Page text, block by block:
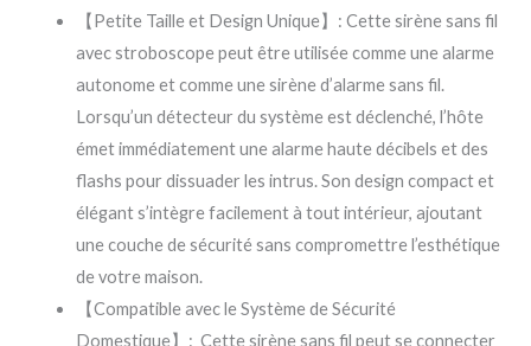
【Petite Taille et Design Unique】: Cette sirène sans fil
avec stroboscope peut être utilisée comme une alarme
autonome et comme une sirène d’alarme sans fil.
Lorsqu’un détecteur du système est déclenché, l’hôte
émet immédiatement une alarme haute décibels et des
flashs pour dissuader les intrus. Son design compact et
élégant s’intègre facilement à tout intérieur, ajoutant
une couche de sécurité sans compromettre l’esthétique
de votre maison.
【Compatible avec le Système de Sécurité
Domestique】: Cette sirène sans fil peut se connecter